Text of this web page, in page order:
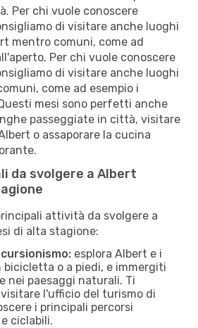
Per chi vuole conoscere
di visitare anche luoghi
mentro comuni, come ad
Per chi vuole conoscere
di visitare anche luoghi
come ad esempio i
mesi sono perfetti anche
passeggiate in città, visitare
o assaporare la cucina
da svolgere a Albert
attività da svolgere a
di alta stagione:
esplora Albert e i
o a piedi, e immergiti
nei paesaggi naturali. Ti
l'ufficio del turismo di
i principali percorsi
ciclabili.